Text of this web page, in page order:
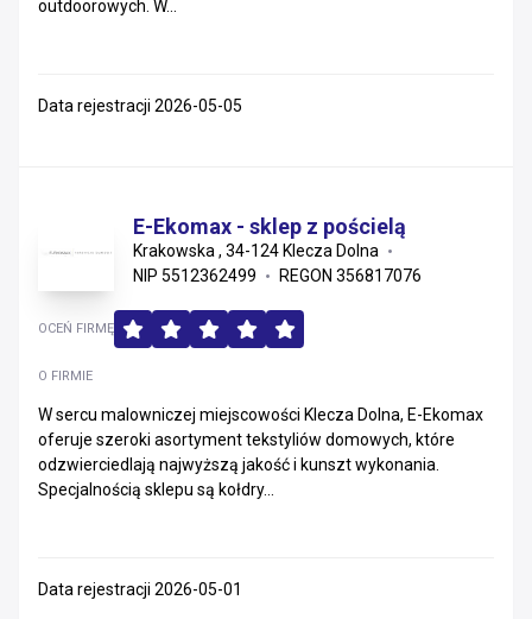
outdoorowych. W...
Data rejestracji 2026-05-05
E-Ekomax - sklep z pościelą
Krakowska , 34-124 Klecza Dolna
NIP 5512362499
REGON 356817076
O FIRMIE
W sercu malowniczej miejscowości Klecza Dolna, E-Ekomax
oferuje szeroki asortyment tekstyliów domowych, które
odzwierciedlają najwyższą jakość i kunszt wykonania.
Specjalnością sklepu są kołdry...
OCEŃ FIRMĘ
Data rejestracji 2026-05-01